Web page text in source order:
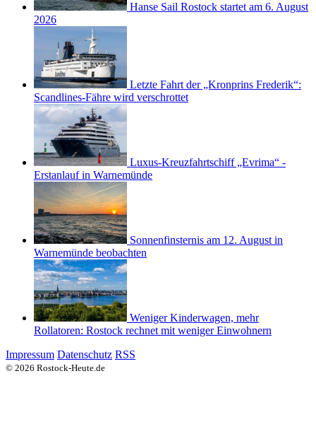
Hanse Sail Rostock startet am 6. August
2026
Letzte Fahrt der „Kronprins Frederik“:
Scandlines-Fähre wird verschrottet
Luxus-Kreuzfahrtschiff „Evrima“ -
Erstanlauf in Warnemünde
Sonnenfinsternis am 12. August in
Warnemünde beobachten
Weniger Kinderwagen, mehr
Rollatoren: Rostock rechnet mit weniger Einwohnern
Impressum Datenschutz RSS
© 2026 Rostock-Heute.de